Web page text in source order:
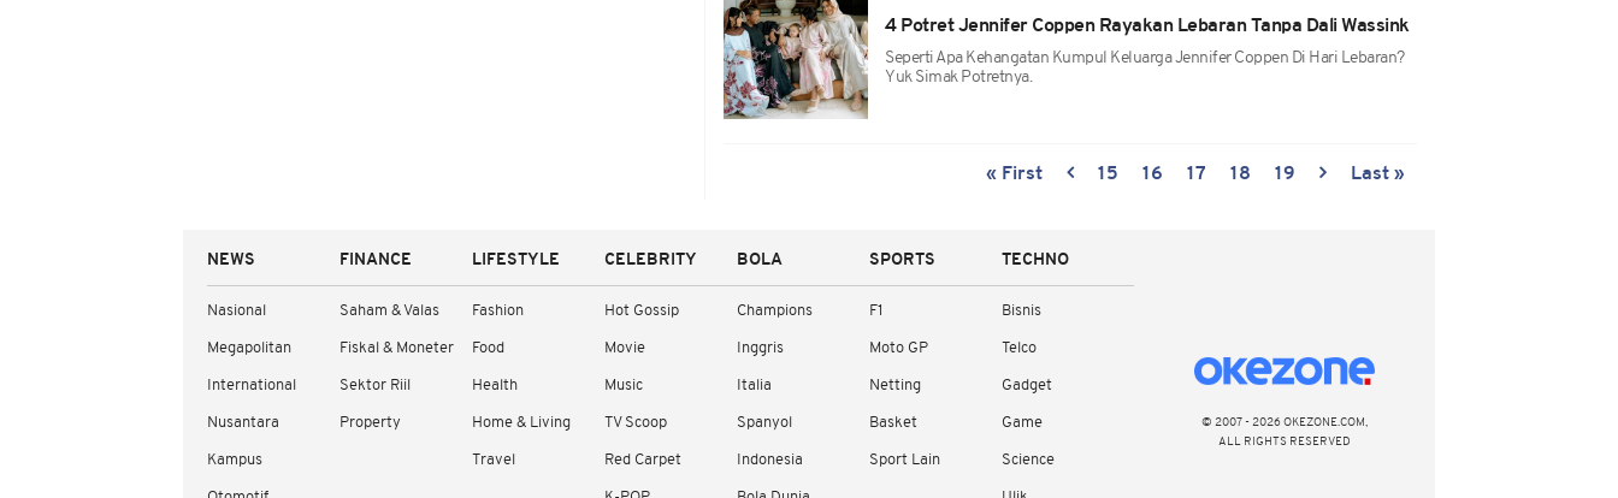
4 Potret Jennifer Coppen Rayakan Lebaran Tanpa Dali Wassink
Seperti Apa Kehangatan Kumpul Keluarga Jennifer Coppen Di Hari Lebaran?
Yuk Simak Potretnya.
« First 15 16 17 18 19 Last »
NEWS
Nasional
Megapolitan
International
Nusantara
Kampus
FINANCE
Saham & Valas
Fiskal & Moneter
Sektor Riil
Property
LIFESTYLE
Fashion
Food
Health
Home & Living
Travel
CELEBRITY
Hot Gossip
Movie
Music
TV Scoop
Red Carpet
BOLA
Champions
Inggris
Italia
Spanyol
Indonesia
SPORTS
F1
Moto GP
Netting
Basket
Sport Lain
TECHNO
Bisnis
Telco
Gadget
Game
Science
© 2007 - 2026 OKEZONE.COM,
ALL RIGHTS RESERVED